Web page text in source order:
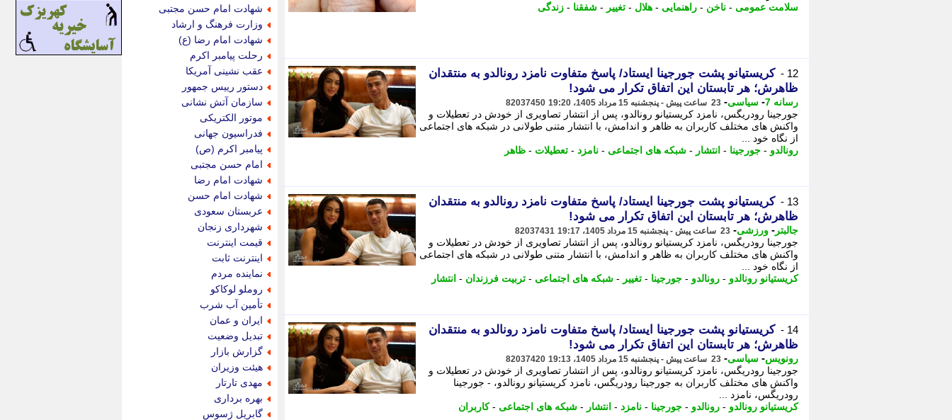
سلامت عمومی - ناخن - راهنمایی - هلال - تغییر - شفقنا - زندگی
12 -
کریستیانو پشت جورجینا ایستاد/ پاسخ متفاوت نامزد رونالدو به منتقدان
ظاهرش؛ هر تابستان این اتفاق تکرار می شود!
رسانه 7 - سیاسی- 23 ساعت پیش - پنجشنبه 15 مرداد 1405، 19:20 82037450
جورجینا رودریگس، نامزد کریستیانو رونالدو، پس از انتشار تصاویری از خودش در تعطیلات و
واکنش های مختلف کاربران به ظاهر و اندامش، با انتشار متنی طولانی در شبکه های اجتماعی
از نگاه خود ...
رونالدو - جورجینا - انتشار - شبکه های اجتماعی - نامزد - تعطیلات - ظاهر
13 -
کریستیانو پشت جورجینا ایستاد/ پاسخ متفاوت نامزد رونالدو به منتقدان
ظاهرش؛ هر تابستان این اتفاق تکرار می شود!
جالبتر - ورزشی- 23 ساعت پیش - پنجشنبه 15 مرداد 1405، 19:17 82037431
جورجینا رودریگس، نامزد کریستیانو رونالدو، پس از انتشار تصاویری از خودش در تعطیلات و
واکنش های مختلف کاربران به ظاهر و اندامش، با انتشار متنی طولانی در شبکه های اجتماعی
از نگاه خود ...
کریستیانو رونالدو - رونالدو - جورجینا - تغییر - شبکه های اجتماعی - تربیت فرزندان - انتشار
14 -
کریستیانو پشت جورجینا ایستاد/ پاسخ متفاوت نامزد رونالدو به منتقدان
ظاهرش؛ هر تابستان این اتفاق تکرار می شود!
رونویس- سیاسی- 23 ساعت پیش - پنجشنبه 15 مرداد 1405، 19:13 82037420
جورجینا رودریگس، نامزد کریستیانو رونالدو، پس از انتشار تصاویری از خودش در تعطیلات و
واکنش های مختلف کاربران به جورجینا رودریگس، نامزد کریستیانو رونالدو، - جورجینا
رودریگس، نامزد ...
کریستیانو رونالدو - رونالدو - جورجینا - نامزد - انتشار - شبکه های اجتماعی -کاربران
شهادت امام حسن مجتبی
وزارت فرهنگ و ارشاد
شهادت امام رضا (ع)
رحلت پیامبر اکرم
عقب نشینی آمریکا
دستور رییس جمهور
سازمان آتش نشانی
موتور الکتریکی
فدراسیون جهانی
پیامبر اکرم (ص)
امام حسن مجتبی
شهادت امام رضا
شهادت امام حسن
عربستان سعودی
شهرداری زنجان
قیمت اینترنت
اینترنت ثابت
نماینده مردم
روملو لوکاکو
تأمین آب شرب
ایران و عمان
تبدیل وضعیت
گزارش بازار
هیئت وزیران
مهدی تارتار
بهره برداری
گابریل ژسوس
ببین و بخون
بدینسان
بنکر